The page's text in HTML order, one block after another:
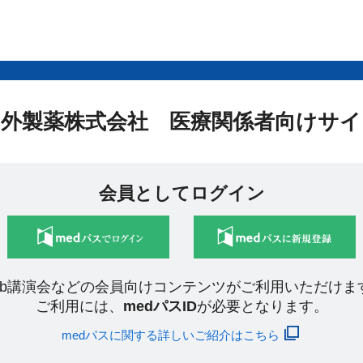
製薬株式会社 医療関係者向けサ
会員としてログイン
講演会などの会員向けコンテンツがご利用いただけま
ご利用には、 medパスIDが必要となります。
medパスに関する詳しいご紹介はこちら